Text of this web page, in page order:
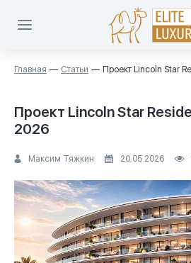
Главная Статьи Проект Lincoln Star
Проект Lincoln Star
2026
Максим Тяжкин 20.05.2026